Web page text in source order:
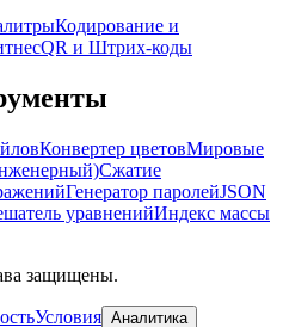
Кодирование и
QR и Штрих-коды
Конвертер цветовМировые
Сжатие
Генератор паролейJSON
уравненийИндекс массы
защищены.
Условия Аналитика